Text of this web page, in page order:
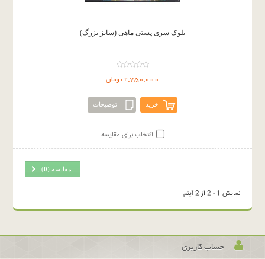
بلوک سری پستی ماهی (سایز بزرگ)
2,750,000 تومان
خرید توضیحات
انتخاب برای مقایسه
مقایسه (0
)
نمایش 1 - 2 از 2 آیتم
حساب کاربری